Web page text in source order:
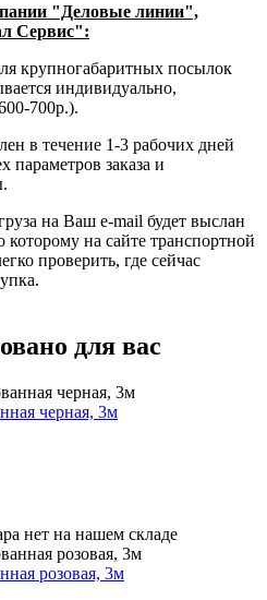
"Деловые линии",
Сервис":
крупногабаритных посылок
индивидуально,
700р.).
в течение 1-3 рабочих дней
параметров заказа и
на Ваш e-mail будет выслан
на сайте транспортной
проверить, где сейчас
для вас
черная, 3м
нет на нашем складе
розовая, 3м